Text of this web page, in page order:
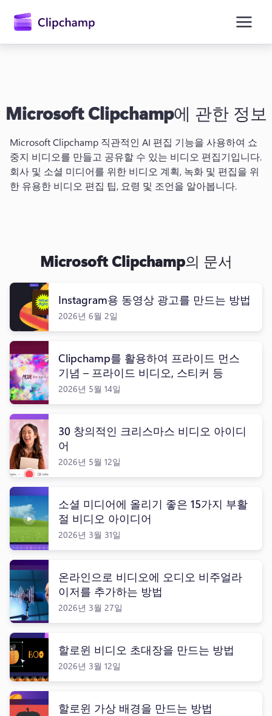
로
무료 체험하기
Microsoft Clipchamp에 관한 정보
Microsoft Clipchamp 직관적인 AI 편집 기능을 사용하여 쇼
회사 및 소셜 미디어를 위한 비디오 계획, 녹화 및 편집을 위
한 유용한 비디오 편집 팁, 요령 및 조언을 알아봅니다.
Microsoft Clipchamp의 문서
Instagram용 동영상 광고를 만드는 방법
2026년 6월 2일
Clipchamp를 활용하여 프라이드 먼스
기념 – 프라이드 비디오, 스티커 등
2026년 5월 14일
30 창의적인 크리스마스 비디오 아이디
어
2026년 5월 12일
소셜 미디어에 올리기 좋은 15가지 부활
절 비디오 아이디어
2026년 3월 31일
온라인으로 비디오에 오디오 비주얼라
이저를 추가하는 방법
2026년 3월 27일
할로윈 비디오 초대장을 만드는 방법
2026년 3월 12일
할로윈 가상 배경을 만드는 방법